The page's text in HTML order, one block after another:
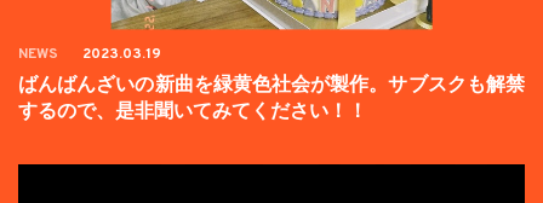
NEWS 2023.03.19
ばんばんざいの新曲を緑黄色社会が製作。サブスクも解禁
するので、是非聞いてみてください！！